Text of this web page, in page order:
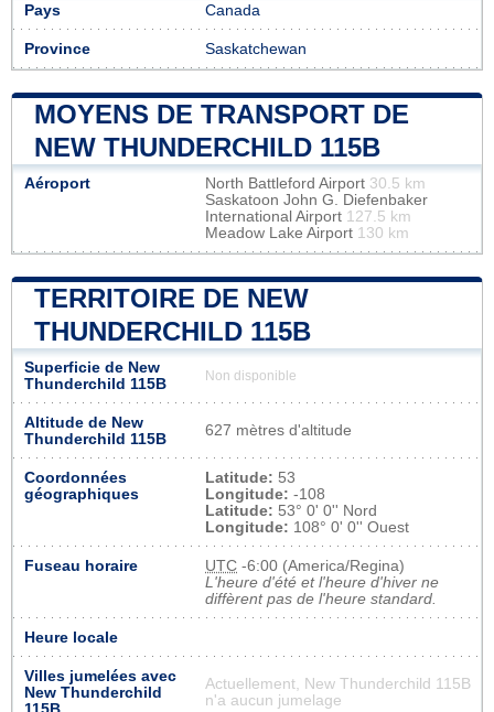
Pays Canada
Province Saskatchewan
MOYENS DE TRANSPORT DE
NEW THUNDERCHILD 115B
Aéroport North Battleford Airport 30.5 km
Saskatoon John G. Diefenbaker
International Airport 127.5 km
Meadow Lake Airport 130 km
TERRITOIRE DE NEW
THUNDERCHILD 115B
Superficie de New
Thunderchild 115B
Non disponible
Altitude de New
Thunderchild 115B
627 mètres d'altitude
Coordonnées
géographiques
Latitude: 53
Longitude: -108
Latitude: 53° 0' 0'' Nord
Longitude: 108° 0' 0'' Ouest
Fuseau horaire UTC -6:00 (America/Regina)
L'heure d'été et l'heure d'hiver ne
diffèrent pas de l'heure standard.
Heure locale
Villes jumelées avec
New Thunderchild
Actuellement, New Thunderchild 115B
n'a aucun jumelage